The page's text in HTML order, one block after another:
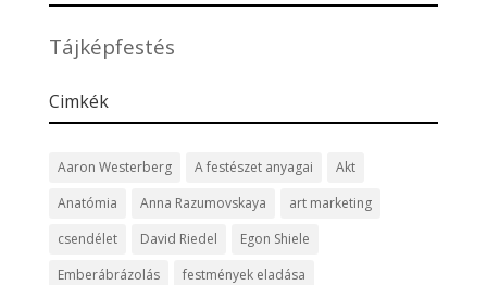
Tájképfestés
Cimkék
Aaron Westerberg A festészet anyagai
Akt
Anatómia
Anna Razumovskaya
art marketing
csendélet
David Riedel
Egon Shiele
Emberábrázolás
festmények eladása